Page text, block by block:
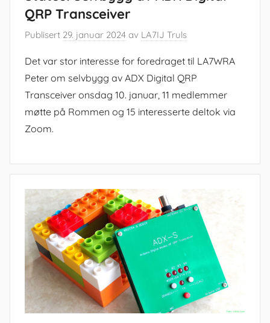
QRP Transceiver
Publisert 29. januar 2024 av LA7IJ Truls
Det var stor interesse for foredraget til LA7WRA
Peter om selvbygg av ADX Digital QRP
Transceiver onsdag 10. januar, 11 medlemmer
møtte på Rommen og 15 interesserte deltok via
Zoom.